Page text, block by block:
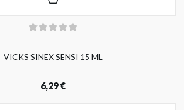
VICKS SINEX SENSI 15 ML
6,29 €